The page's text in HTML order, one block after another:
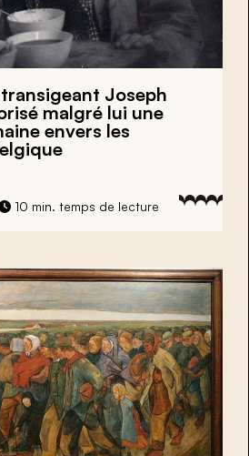
Joseph
malgré lui une
envers les
10 min. temps de lecture